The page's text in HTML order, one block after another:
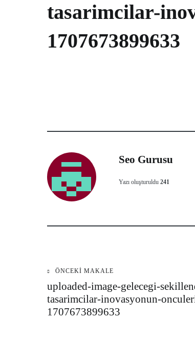
tasarimcilar-
1707673899633
Seo Gurusu
Yazı oluşturuldu 241
Yazı
gezinmesi
ÖNCEKI MAKALE
uploaded-image-gelecegi-
tasarimcilar-inovasyonun-
1707673899633